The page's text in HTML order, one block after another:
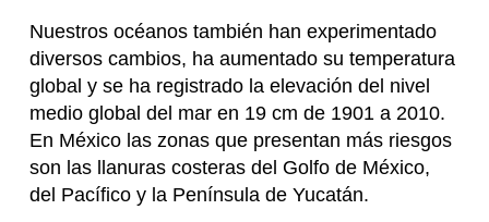
Nuestros océanos también han experimentado
diversos cambios, ha aumentado su temperatura
global y se ha registrado la elevación del nivel
medio global del mar en 19 cm de 1901 a 2010.
En México las zonas que presentan más riesgos
son las llanuras costeras del Golfo de México,
del Pacífico y la Península de Yucatán.